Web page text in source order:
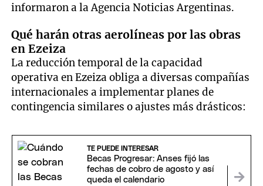
informaron a la Agencia Noticias Argentinas.
Qué harán otras aerolíneas por las obras
en Ezeiza
La reducción temporal de la capacidad
operativa en Ezeiza obliga a diversas compañías
internacionales a implementar planes de
contingencia similares o ajustes más drásticos:
TE PUEDE INTERESAR
Becas Progresar: Anses fijó las
fechas de cobro de agosto y así
queda el calendario